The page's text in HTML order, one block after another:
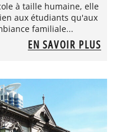
à taille humaine, elle
aux étudiants qu'aux
familiale...
EN SAVOIR PLUS